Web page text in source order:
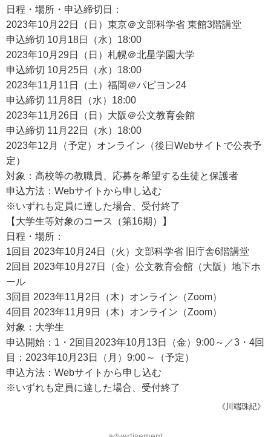
日程・場所・申込締切日：
2023年10月22日（日）東京＠文部科学省 東館3階講堂
申込締切 10月18日（水）18:00
2023年10月29日（日）札幌＠北星学園大学
申込締切 10月25日（水）18:00
2023年11月11日（土）福岡＠パピヨン24
申込締切 11月8日（水）18:00
2023年11月26日（日）大阪＠公文教育会館
申込締切 11月22日（水）18:00
2023年12月（予定）オンライン（後日Webサイトで公表予
定）
対象：高校等の教職員、応募を希望する生徒と保護者
申込方法：Webサイトから申し込む
※いずれも定員に達した場合、受付終了
【大学生等対象のコース（第16期）】
日程・場所：
1回目 2023年10月24日（火）文部科学省 旧庁舎6階講堂
2回目 2023年10月27日（金）公文教育会館（大阪）地下ホ
ール
3回目 2023年11月2日（木）オンライン（Zoom）
4回目 2023年11月9日（木）オンライン（Zoom）
対象：大学生
申込開始：1・2回目2023年10月13日（金）9:00～／3・4回
目：2023年10月23日（月）9:00～（予定）
申込方法：Webサイトから申し込む
※いずれも定員に達した場合、受付終了
《川端珠紀》